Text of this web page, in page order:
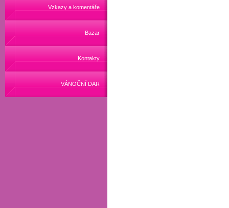
Vzkazy a komentáře
Bazar
Kontakty
VÁNOČNÍ DAR